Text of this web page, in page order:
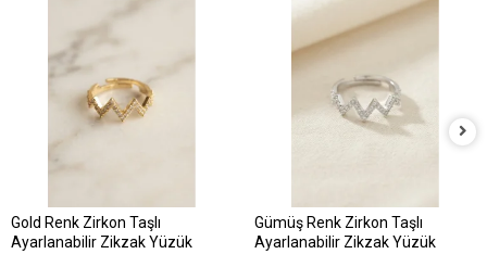
Gold Renk Zirkon Taşlı
Ayarlanabilir Zikzak Yüzük
Gümüş Renk Zirkon Taşlı
Ayarlanabilir Zikzak Yüzük